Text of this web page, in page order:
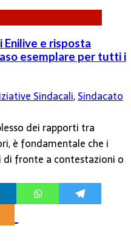
e risposta
esemplare per tutti i
Sindacali,Sindacato
dei rapporti tra
è fondamentale che i
di fronte a contestazioni o